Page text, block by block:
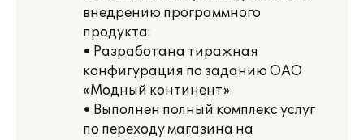
внедрению программного
продукта:
• Разработана тиражная
конфигурация по заданию ОАО
«Модный континент»
• Выполнен полный комплекс услуг
по переходу магазина на